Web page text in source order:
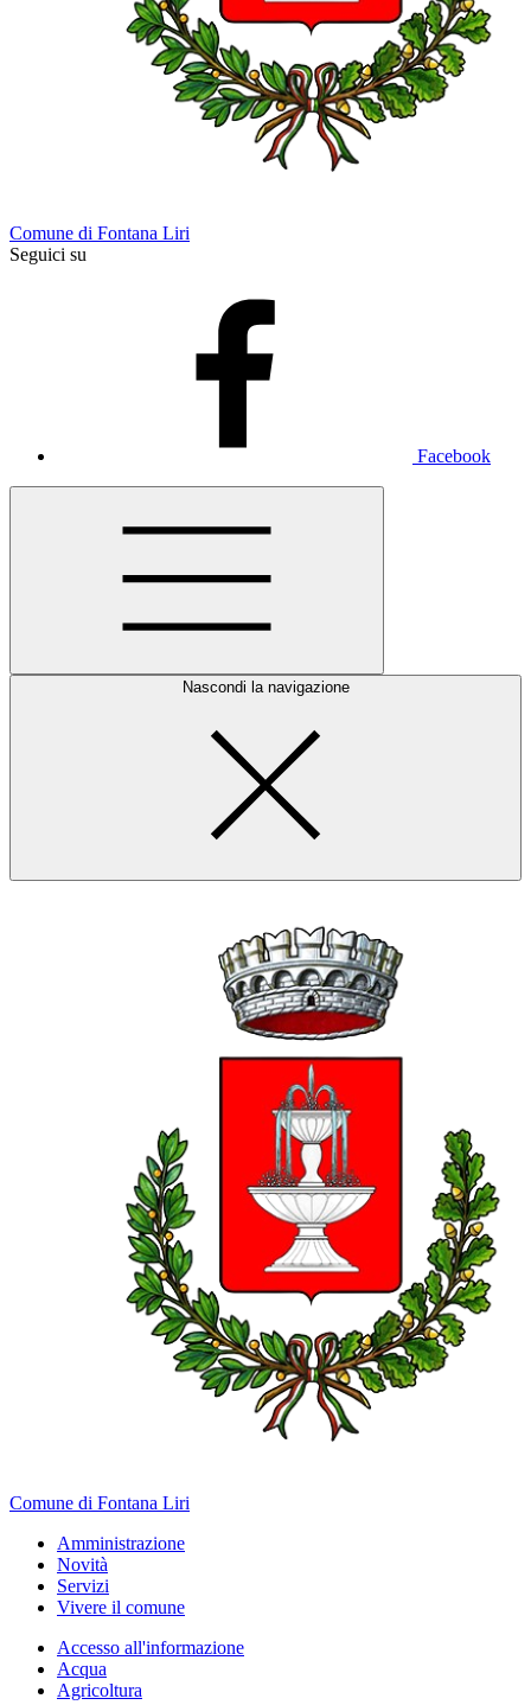
Comune di Fontana Liri
Seguici su
Facebook
Nascondi la navigazione
Comune di Fontana Liri
Amministrazione
Novità
Servizi
Vivere il comune
Accesso all'informazione
Acqua
Agricoltura